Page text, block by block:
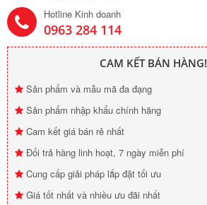
Hotline Kinh doanh
0963 284 114
CAM KẾT BÁN HÀNG!
Sản phẩm và mẫu mã đa đạng
Sản phẩm nhập khẩu chính hãng
Cam kết giá bán rẻ nhất
Đổi trả hàng linh hoạt, 7 ngày miễn phí
Cung cấp giải pháp lắp đặt tối ưu
Giá tốt nhất và nhiều ưu đãi nhất